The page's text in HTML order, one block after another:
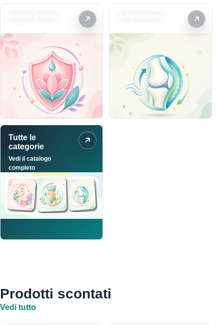
Tutte le
categorie
Vedi il catalogo
completo
Prodotti scontati
Vedi tutto